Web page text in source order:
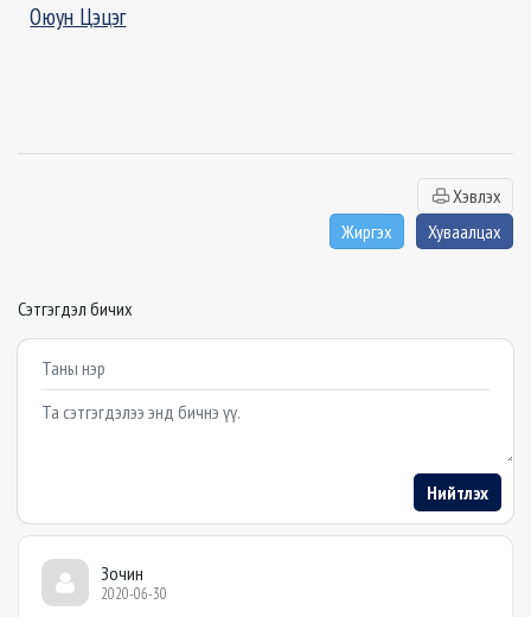
Оюун Цэцэг
Хэвлэх
Жиргэх
Хуваалцах
Сэтгэгдэл бичих
Example textarea
Нийтлэх
Зочин
2020-06-30